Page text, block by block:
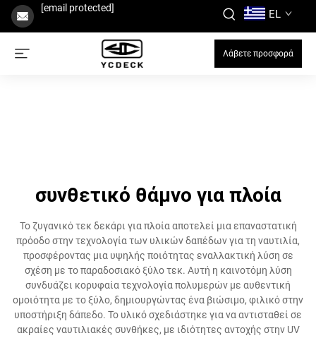
[email protected] EL
Λάβετε προσφορά
συνθετικό θάμνο για πλοία
Το ζυγανικό τεκ δεκάρι για πλοία αποτελεί μια επαναστατική
πρόοδο στην τεχνολογία των υλικών δαπέδων για τη ναυτιλία,
προσφέροντας μια υψηλής ποιότητας εναλλακτική λύση σε
σχέση με το παραδοσιακό ξύλο τεκ. Αυτή η καινοτόμη λύση
συνδυάζει κορυφαία τεχνολογία πολυμερών με αυθεντική
ομοιότητα με το ξύλο, δημιουργώντας ένα βιώσιμο, φιλικό στην
υποστήριξη δάπεδο. Το υλικό σχεδιάστηκε για να αντισταθεί σε
ακραίες ναυτιλιακές συνθήκες, με ιδιότητες αντοχής στην UV